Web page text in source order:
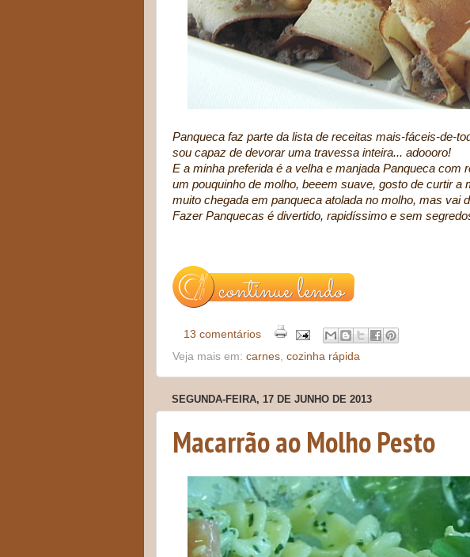
Panqueca faz parte da lista de receitas mais-fáceis-de-
sou capaz de devorar uma travessa inteira... adoooro!
E a minha preferida é a velha e manjada Panqueca
um pouquinho de molho, beeem suave, gosto de curtir a
muito chegada em panqueca atolada no molho, mas vai
Fazer Panquecas é divertido, rapidíssimo e sem
13 comentários
Veja mais em: carnes, cozinha rápida
SEGUNDA-FEIRA, 17 DE JUNHO DE 2013
Macarrão ao Molho Pesto